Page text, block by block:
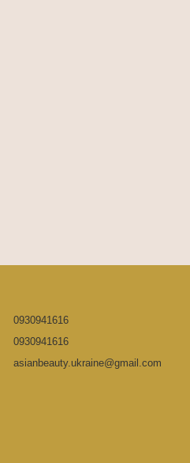
0930941616
0930941616
asianbeauty.ukraine@gmail.com